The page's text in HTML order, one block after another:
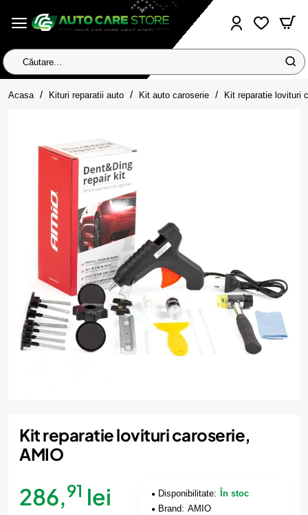
Căutare...
Acasa homeKituri reparatii auto Kit auto caroserie Kit reparatie lovituri
Kit reparatie lovituri caroserie,
AMIO
286,91 lei Disponibilitate:
În stoc
Brand: AMIO